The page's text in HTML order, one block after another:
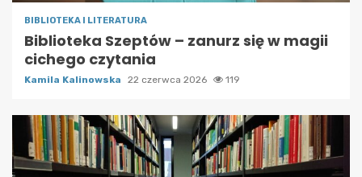
BIBLIOTEKA I LITERATURA
Biblioteka Szeptów – zanurz się w magii
cichego czytania
Kamila Kalinowska 22 czerwca 2026 119